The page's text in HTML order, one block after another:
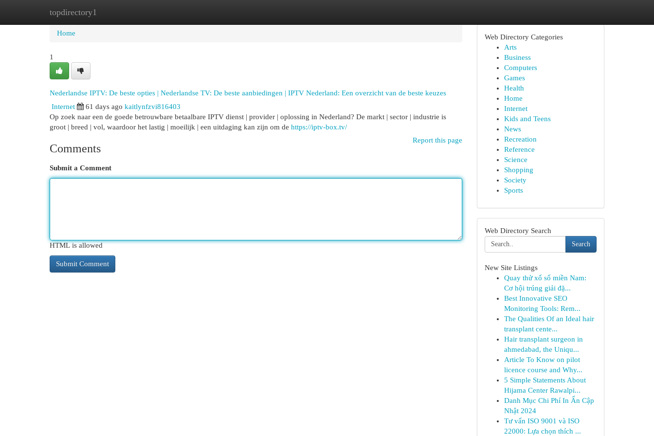
topdirectory1
Home
Home
1
Nederlandse IPTV: De beste opties | Nederlandse TV: De beste aanbiedingen | IPTV Nederland: Een overzicht van de beste keuzes
Internet
61 days ago kaitlynfzvi816403
Op zoek naar een de goede betrouwbare betaalbare IPTV dienst | provider | oplossing in Nederland? De markt | sector | industrie is
groot | breed | vol, waardoor het lastig | moeilijk | een uitdaging kan zijn om de https://iptv-box.tv/
Report this page
Comments
Submit a Comment
HTML is allowed
Web Directory Categories
Arts
Business
Computers
Games
Health
Home
Internet
Kids and Teens
News
Recreation
Reference
Science
Shopping
Society
Sports
Web Directory Search
Search
New Site Listings
Quay thử xổ số miền Nam:
Cơ hội trúng giải đặ...
Best Innovative SEO
Monitoring Tools: Rem...
The Qualities Of an Ideal hair
transplant cente...
Hair transplant surgeon in
ahmedabad, the Uniqu...
Article To Know on pilot
licence course and Why...
5 Simple Statements About
Hijama Center Rawalpi...
Danh Mục Chi Phí In Ấn Cập
Nhật 2024
Tư vấn ISO 9001 và ISO
22000: Lựa chọn thích ...